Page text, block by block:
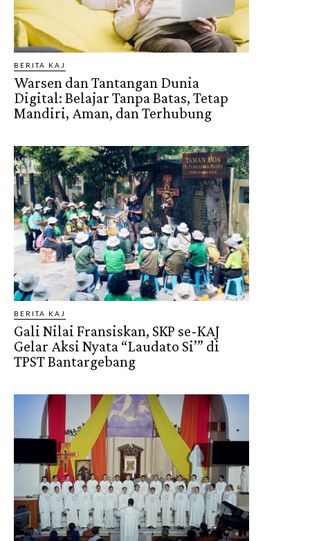
BERITA KAJ
Warsen dan Tantangan Dunia
Digital: Belajar Tanpa Batas, Tetap
Mandiri, Aman, dan Terhubung
BERITA KAJ
Gali Nilai Fransiskan, SKP se-KAJ
Gelar Aksi Nyata “Laudato Si’” di
TPST Bantargebang